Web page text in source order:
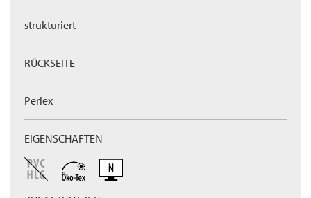
strukturiert
RÜCKSEITE
Perlex
EIGENSCHAFTEN